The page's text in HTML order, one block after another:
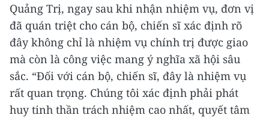
Quảng Trị, ngay sau khi nhận nhiệm vụ, đơn vị
đã quán triệt cho cán bộ, chiến sĩ xác định rõ
đây không chỉ là nhiệm vụ chính trị được giao
mà còn là công việc mang ý nghĩa xã hội sâu
sắc. “Đối với cán bộ, chiến sĩ, đây là nhiệm vụ
rất quan trọng. Chúng tôi xác định phải phát
huy tinh thần trách nhiệm cao nhất, quyết tâm